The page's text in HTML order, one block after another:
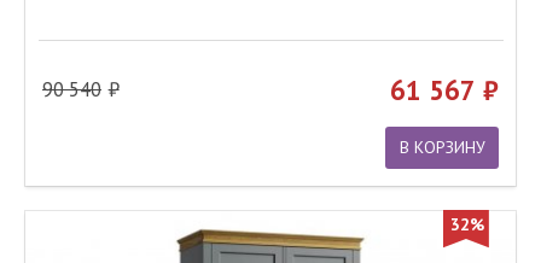
90 540 61 567
В КОРЗИНУ
32%